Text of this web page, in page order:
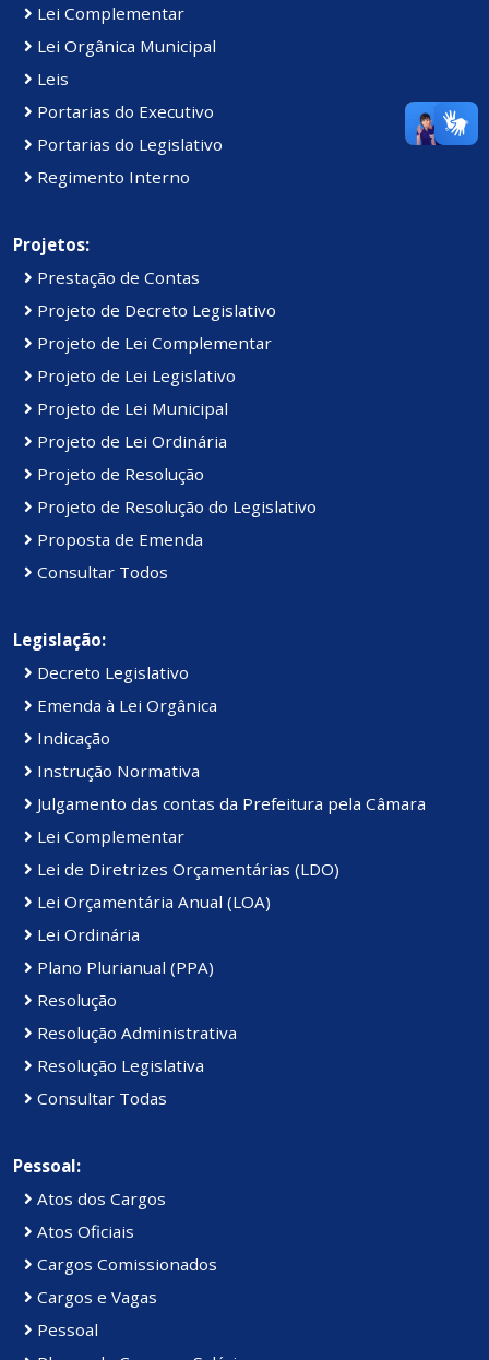
Lei Complementar
Lei Orgânica Municipal
Leis
Portarias do Executivo
Portarias do Legislativo
Regimento Interno
Projetos:
Prestação de Contas
Projeto de Decreto Legislativo
Projeto de Lei Complementar
Projeto de Lei Legislativo
Projeto de Lei Municipal
Projeto de Lei Ordinária
Projeto de Resolução
Projeto de Resolução do Legislativo
Proposta de Emenda
Consultar Todos
Legislação:
Decreto Legislativo
Emenda à Lei Orgânica
Indicação
Instrução Normativa
Julgamento das contas da Prefeitura pela Câmara
Lei Complementar
Lei de Diretrizes Orçamentárias (LDO)
Lei Orçamentária Anual (LOA)
Lei Ordinária
Plano Plurianual (PPA)
Resolução
Resolução Administrativa
Resolução Legislativa
Consultar Todas
Pessoal:
Atos dos Cargos
Atos Oficiais
Cargos Comissionados
Cargos e Vagas
Pessoal